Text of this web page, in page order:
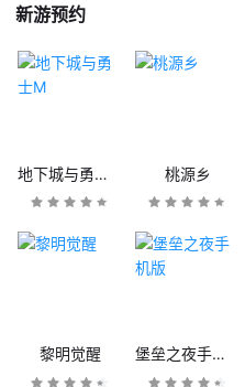
新游预约
地下城与勇士M 桃源乡
黎明觉醒 堡垒之夜手机版